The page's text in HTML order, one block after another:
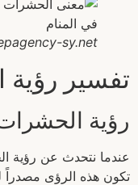
sy.net
تفسير
رؤية
عندما نتحدث عن رؤية
تكون هذه الرؤى مصدراً